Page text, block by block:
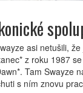
asi netušili,
z roku 1987
Tam Swayze
s ním znovu